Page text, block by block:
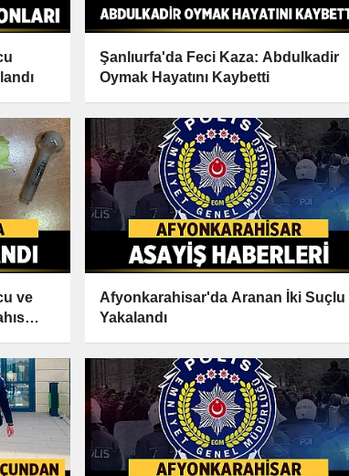
Şanlıurfa'da Feci Kaza: Abdulkadir
Oymak Hayatını Kaybetti
ve
Afyonkarahisar'da Aranan İki Suçlu
Yakalandı